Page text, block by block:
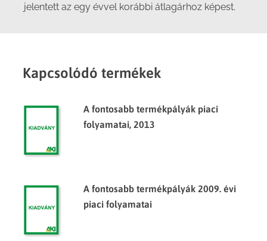
jelentett az egy évvel korábbi átlagárhoz képest.
Kapcsolódó termékek
A fontosabb termékpályák piaci
folyamatai, 2013
A fontosabb termékpályák 2009. évi
piaci folyamatai